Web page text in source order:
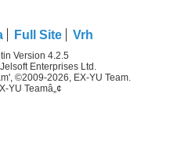
Full Site Vrh
Version 4.2.5
Enterprises Ltd.
©2009-2026, EX-YU Team.
YU Teamâ„¢